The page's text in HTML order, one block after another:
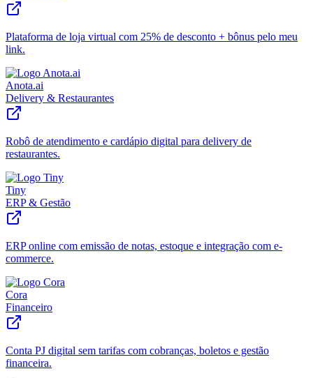
Plataforma de loja virtual com 25% de desconto + bônus pelo meu
link.
Anota.ai
Delivery & Restaurantes
Robô de atendimento e cardápio digital para delivery de
restaurantes.
Tiny
ERP & Gestão
ERP online com emissão de notas, estoque e integração com e-
commerce.
Cora
Financeiro
Conta PJ digital sem tarifas com cobranças, boletos e gestão
financeira.